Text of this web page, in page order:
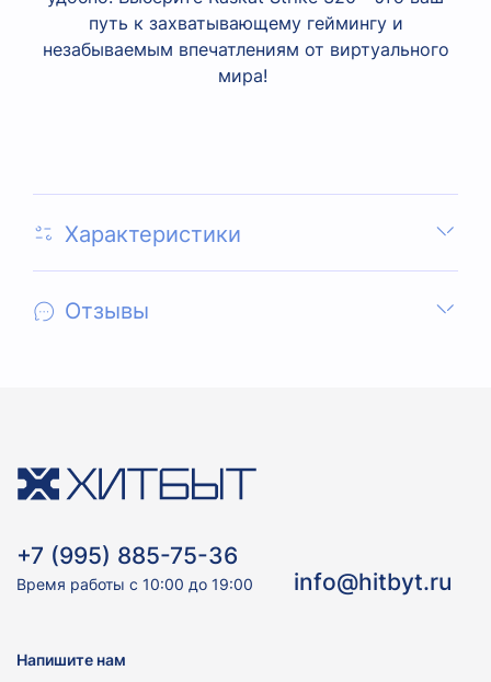
путь к захватывающему геймингу и
незабываемым впечатлениям от виртуального
мира!
Характеристики
Отзывы
+7 (995) 885-75-36
Время работы с 10:00 до 19:00 info@hitbyt.ru
Напишите нам